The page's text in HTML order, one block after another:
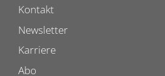
Kontakt
Newsletter
Karriere
Abo